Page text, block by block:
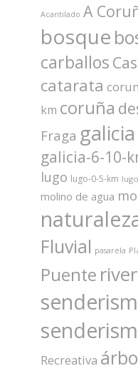
Acantilado A
bosque
carballos
catarata
km coruña
Fraga galicia
galicia-6-10-
lugo lugo-0-5-km
molino de agua
Fluvial pasarela
Puente river
Recreativa